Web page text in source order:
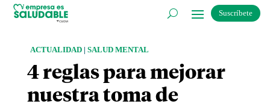
Suscríbete
ACTUALIDAD| SALUD MENTAL
4 reglas para mejorar
nuestra toma de